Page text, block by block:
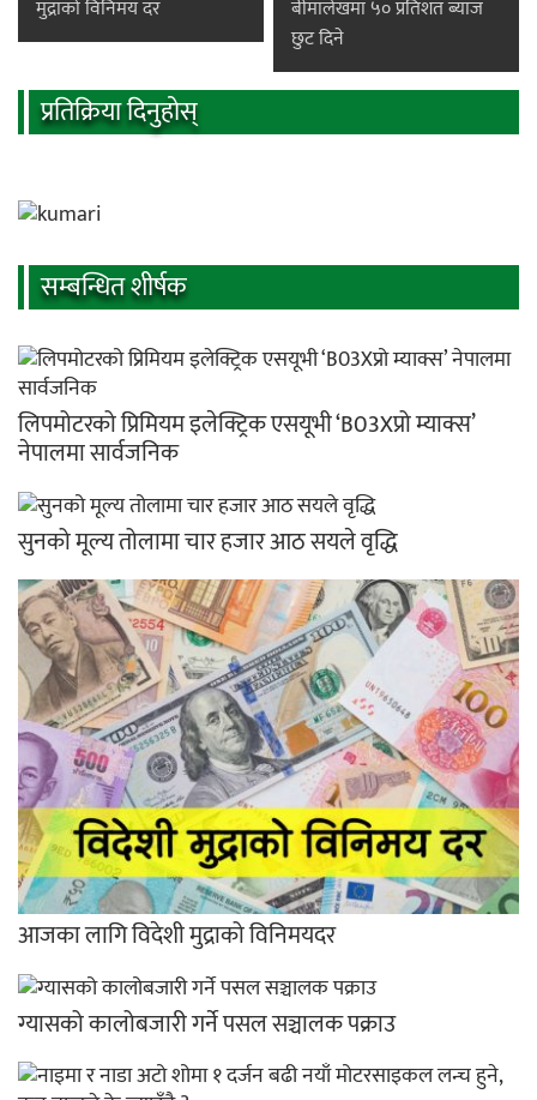
मुद्राको विनिमय दर
बीमालेखमा ५० प्रतिशत ब्याज
छुट दिने
प्रतिक्रिया दिनुहोस्
सम्बन्धित शीर्षक
लिपमोटरको प्रिमियम इलेक्ट्रिक एसयूभी ‘B03Xप्रो म्याक्स’
नेपालमा सार्वजनिक
सुनको मूल्य तोलामा चार हजार आठ सयले वृद्धि
आजका लागि विदेशी मुद्राको विनिमयदर
ग्यासको कालोबजारी गर्ने पसल सञ्चालक पक्राउ